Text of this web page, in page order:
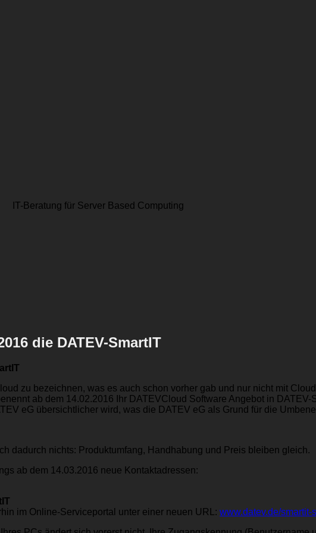
IT-Beratung für Server Based Computing
die DATEV-SmartIT
zu bezeichnen, was es auch schon vorher gab und nur nicht mit
ab dem 14.02.2016 Ihr DATEVCloud Software Angebot in DATEV-
eG übersichtlicher wird, was die DATEV eG als Grund für die
dadurch nichts: Produktumfang, Handhabung und Preis bleiben gleich.
ab dem 14.03.2016 neue Kontaktadressen:
im Online-Serviceportal unter einer neuen URL: www.datev.de/smartit-